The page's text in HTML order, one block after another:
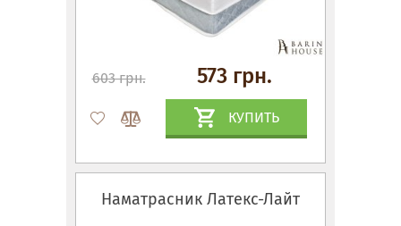
603 грн. 573 грн.
КУПИТЬ
Наматрасник Латекс-Лайт